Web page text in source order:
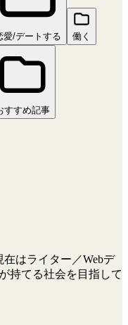
愛/デートする 働く
すすめ記事
はライター／Webデ
持てる社会を目指して